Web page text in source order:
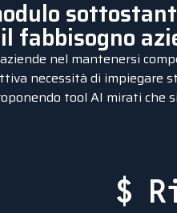
fabbisogno
nel mantenersi
necessità di impiegare
tool AI mirati che
$